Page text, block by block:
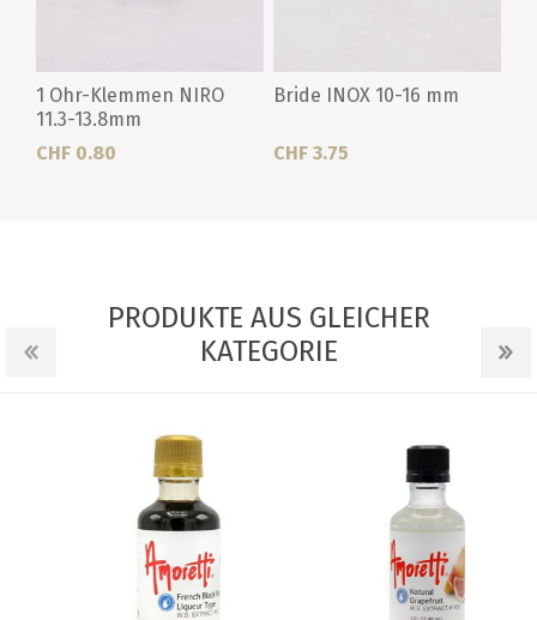
1 Ohr-Klemmen NIRO
11.3-13.8mm
CHF 0.80
Bride INOX 10-16 mm
CHF 3.75
PRODUKTE AUS GLEICHER
KATEGORIE